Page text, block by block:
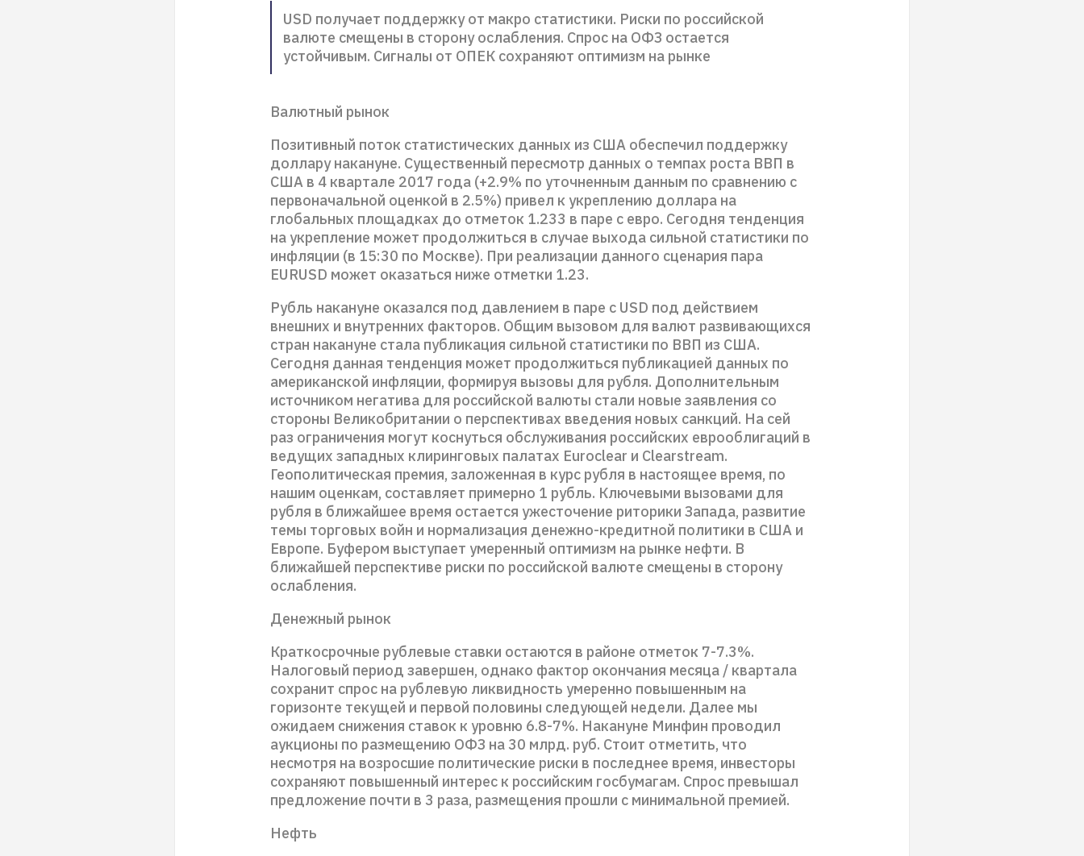
USD получает поддержку от макро статистики. Риски по российской
валюте смещены в сторону ослабления. Спрос на ОФЗ остается
устойчивым. Сигналы от ОПЕК сохраняют оптимизм на рынке
Валютный рынок
Позитивный поток статистических данных из США обеспечил поддержку
доллару накануне. Существенный пересмотр данных о темпах роста ВВП в
США в 4 квартале 2017 года (+2.9% по уточненным данным по сравнению с
первоначальной оценкой в 2.5%) привел к укреплению доллара на
глобальных площадках до отметок 1.233 в паре с евро. Сегодня тенденция
на укрепление может продолжиться в случае выхода сильной статистики по
инфляции (в 15:30 по Москве). При реализации данного сценария пара
EURUSD может оказаться ниже отметки 1.23.
Рубль накануне оказался под давлением в паре с USD под действием
внешних и внутренних факторов. Общим вызовом для валют развивающихся
стран накануне стала публикация сильной статистики по ВВП из США.
Сегодня данная тенденция может продолжиться публикацией данных по
американской инфляции, формируя вызовы для рубля. Дополнительным
источником негатива для российской валюты стали новые заявления со
стороны Великобритании о перспективах введения новых санкций. На сей
раз ограничения могут коснуться обслуживания российских еврооблигаций в
ведущих западных клиринговых палатах Euroclear и Clearstream.
Геополитическая премия, заложенная в курс рубля в настоящее время, по
нашим оценкам, составляет примерно 1 рубль. Ключевыми вызовами для
рубля в ближайшее время остается ужесточение риторики Запада, развитие
темы торговых войн и нормализация денежно-кредитной политики в США и
Европе. Буфером выступает умеренный оптимизм на рынке нефти. В
ближайшей перспективе риски по российской валюте смещены в сторону
ослабления.
Денежный рынок
Краткосрочные рублевые ставки остаются в районе отметок 7-7.3%.
Налоговый период завершен, однако фактор окончания месяца / квартала
сохранит спрос на рублевую ликвидность умеренно повышенным на
горизонте текущей и первой половины следующей недели. Далее мы
ожидаем снижения ставок к уровню 6.8-7%. Накануне Минфин проводил
аукционы по размещению ОФЗ на 30 млрд. руб. Стоит отметить, что
несмотря на возросшие политические риски в последнее время, инвесторы
сохраняют повышенный интерес к российским госбумагам. Спрос превышал
предложение почти в 3 раза, размещения прошли с минимальной премией.
Нефть